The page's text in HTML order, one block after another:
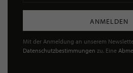
ANMELDEN
Mit der Anmeldung an unserem
Datenschutzbestimmungen zu. Eine